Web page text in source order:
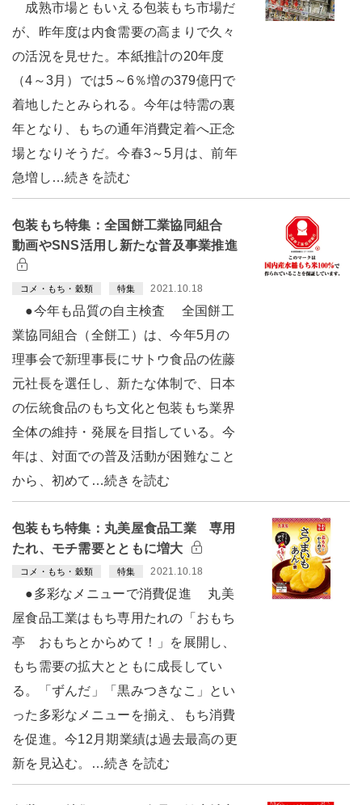
成熟市場ともいえる包装もち市場だ
が、昨年度は内食需要の高まりで久々
の活況を見せた。本紙推計の20年度
（4～3月）では5～6％増の379億円で
着地したとみられる。今年は特需の裏
年となり、もちの通年消費定着へ正念
場となりそうだ。今春3～5月は、前年
急増し…続きを読む
包装もち特集：全国餅工業協同組合
動画やSNS活用し新たな普及事業推進
コメ・もち・穀類 特集 2021.10.18
●今年も品質の自主検査 全国餅工
業協同組合（全餅工）は、今年5月の
理事会で新理事長にサトウ食品の佐藤
元社長を選任し、新たな体制で、日本
の伝統食品のもち文化と包装もち業界
全体の維持・発展を目指している。今
年は、対面での普及活動が困難なこと
から、初めて…続きを読む
包装もち特集：丸美屋食品工業 専用
たれ、モチ需要とともに増大
コメ・もち・穀類 特集 2021.10.18
●多彩なメニューで消費促進 丸美
屋食品工業はもち専用たれの「おもち
亭 おもちとからめて！」を展開し、
もち需要の拡大とともに成長してい
る。「ずんだ」「黒みつきなこ」とい
った多彩なメニューを揃え、もち消費
を促進。今12月期業績は過去最高の更
新を見込む。…続きを読む